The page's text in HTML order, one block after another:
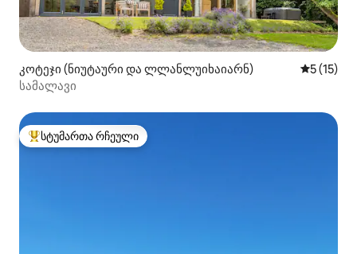
კოტეჯი (ნიუტაური და ლლანლუიხაიარნ) საშუალო
5 (15)
სამალავი
სტუმართა რჩეული მოწინავე ვარიანტი
სტუმართა რჩეული